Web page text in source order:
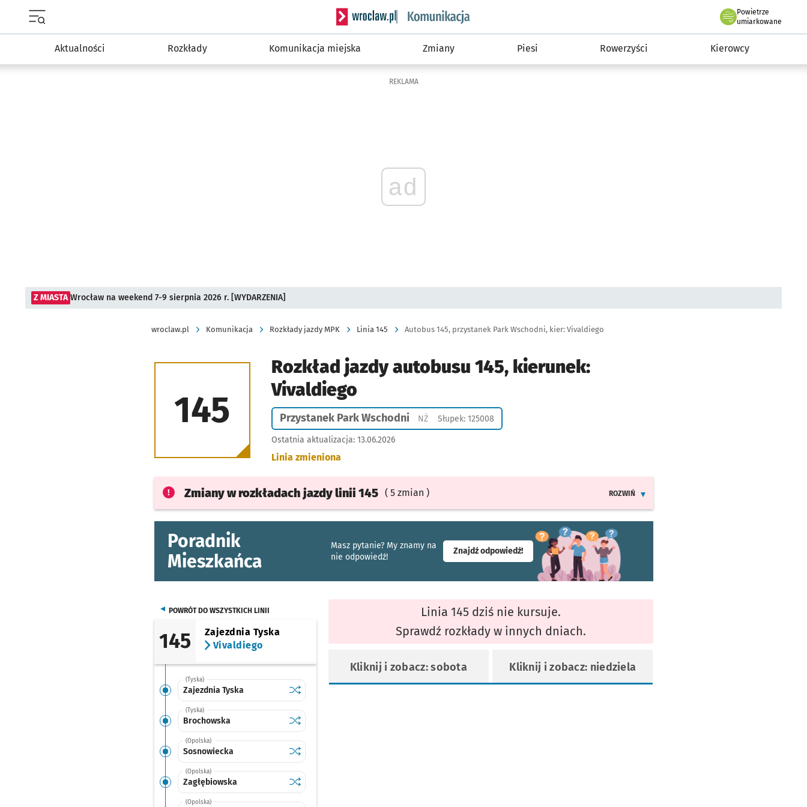
Serwis informacyjny wroclaw.pl podserwis: Komunikacja
Powietrze
we Wrocławiu
umiarkowane
Aktualności Rozkłady Komunikacja miejska Zmiany Piesi Rowerzyści Kierowcy
REKLAMA
ad
Z MIASTA Wrocław na weekend 7-9 sierpnia 2026 r. [WYDARZENIA]
wroclaw.pl Komunikacja Rozkłady jazdy MPK Linia 145 Autobus 145, przystanek Park Wschodni, kier: Vivaldiego
145
Rozkład jazdy autobusu 145, kierunek:
Vivaldiego
Przystanek Park Wschodni NŻPrzystanek na życzenie
Słupek: 125008
Ostatnia aktualizacja: 13.06.2026
Linia zmieniona
Zmiany w rozkładach jazdylinii 145 ( 5 zmian )
ROZWIŃ
Poradnik
Mieszkańca
Masz pytanie? My znamy na
nie odpowiedź!
Znajdź odpowiedź!- otworzy się w nowej karcie
POWRÓT DO WSZYSTKICH LINII
145
Zajezdnia Tyska
Vivaldiego
(Tyska)
Zajezdnia Tyska Sprawdź proponowane przesiadki na inne linie
Zajezdnia Tyska
(Tyska)
Brochowska Sprawdź proponowane przesiadki na inne linie
Brochowska
(Opolska)
Sosnowiecka Sprawdź proponowane przesiadki na inne linie
Sosnowiecka
(Opolska)
Zagłębiowska Sprawdź proponowane przesiadki na inne linie
Zagłębiowska
(Opolska)
Linia 145 dziś nie kursuje.
Sprawdź rozkłady w innych dniach.
Kliknij i zobacz: sobota Kliknij i zobacz: niedziela